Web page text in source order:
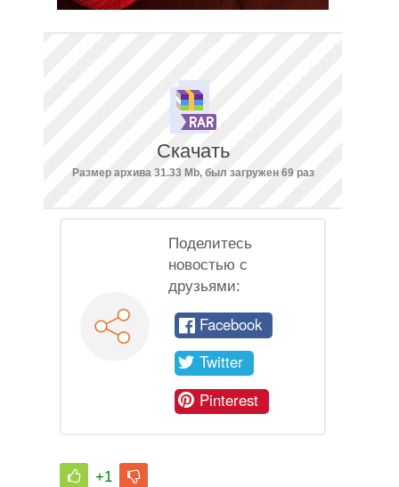
Скачать
Размер архива 31.33 Mb, был загружен 69 раз
Поделитесь
новостью с
друзьями:
Facebook
Twitter
Pinterest
+1